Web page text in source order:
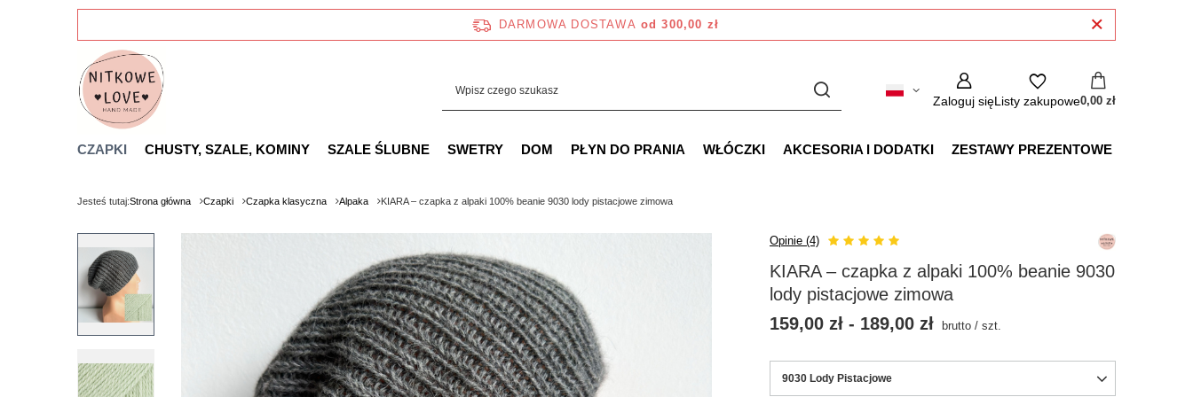
DARMOWA DOSTAWA od 300,00 zł
Zaloguj sięListy zakupowe0,00 zł
CZAPKI CHUSTY, SZALE, KOMINY SZALE ŚLUBNE SWETRY DOM PŁYN DO PRANIA WŁÓCZKI AKCESORIA I DODATKI ZESTAWY PREZENTOWE
Jesteś tutaj:Strona główna Czapki Czapka klasyczna Alpaka KIARA – czapka z alpaki 100% beanie 9030 lody pistacjowe zimowa
Opinie (4)
KIARA – czapka z alpaki 100% beanie 9030
lody pistacjowe zimowa
9030 Lody Pistacjowe
159,00 zł - 189,00 zł brutto /szt.